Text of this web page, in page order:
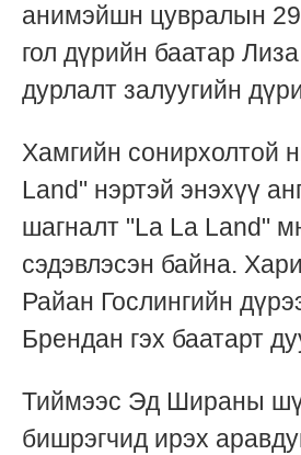
анимэйшн цувралын
гол дүрийн баатар
дурлалт залуугийн
Хамгийн сонирхолтой
Land" нэртэй энэхүү
шагналт "La La Land"
сэдэвлэсэн байна.
Райан Гослингийн
Брендан гэх баатарт
Тиймээс Эд Шираны
бишрэгчид ирэх